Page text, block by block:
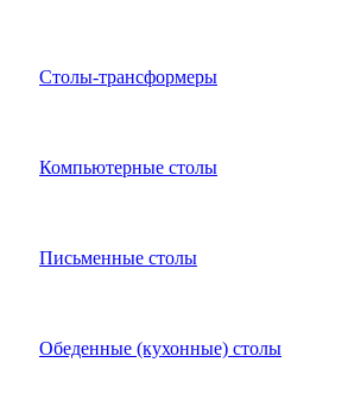
Столы-трансформеры
Компьютерные столы
Письменные столы
Обеденные (кухонные) столы